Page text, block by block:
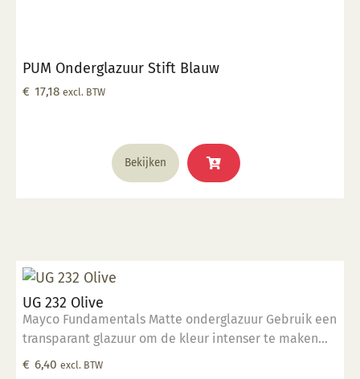
PUM Onderglazuur Stift Blauw
€ 17,18 excl. BTW
Bekijken
UG 232 Olive
Mayco Fundamentals Matte onderglazuur Gebruik een
transparant glazuur om de kleur intenser te maken
Geschikt voor gebruiksgoed mits er een transparant
€ 6,40 excl. BTW